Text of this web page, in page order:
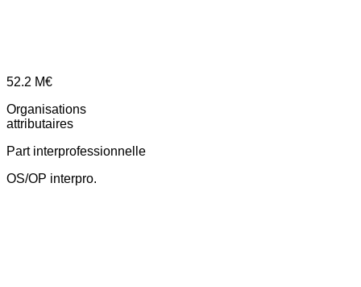
52.2 M€
Organisations
attributaires
Part interprofessionnelle
OS/OP interpro.